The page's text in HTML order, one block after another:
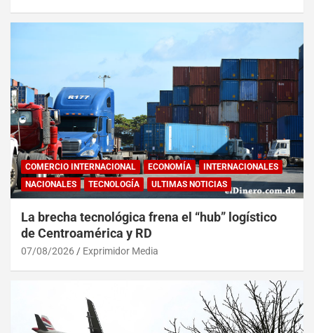
COMERCIO INTERNACIONAL ECONOMÍA
INTERNACIONALES
NACIONALES
TECNOLOGÍA ULTIMAS NOTICIAS
La brecha tecnológica frena el “hub” logístico
de Centroamérica y RD
07/08/2026 Exprimidor Media